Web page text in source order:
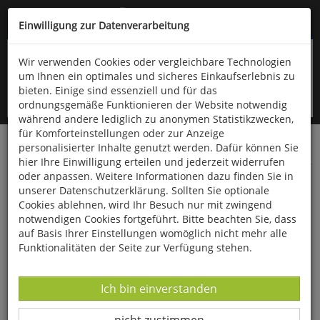
Kompletten Head der Seite überspringen
oder (06766) 9323-960
Startseite Gesundheit & Wohlbefinden Seifen
Seife »Aloe Vera« ohne Palmöl
Einwilligung zur Datenverarbeitung
Wir verwenden Cookies oder vergleichbare Technologien
um Ihnen ein optimales und sicheres Einkaufserlebnis zu
bieten. Einige sind essenziell und für das
ordnungsgemäße Funktionieren der Website notwendig
während andere lediglich zu anonymen Statistikzwecken,
für Komforteinstellungen oder zur Anzeige
personalisierter Inhalte genutzt werden. Dafür können Sie
hier Ihre Einwilligung erteilen und jederzeit widerrufen
oder anpassen. Weitere Informationen dazu finden Sie in
unserer Datenschutzerklärung. Sollten Sie optionale
Cookies ablehnen, wird Ihr Besuch nur mit zwingend
notwendigen Cookies fortgeführt. Bitte beachten Sie, dass
auf Basis Ihrer Einstellungen womöglich nicht mehr alle
Funktionalitäten der Seite zur Verfügung stehen.
Datenverarbeitung -
Ich bin einverstanden